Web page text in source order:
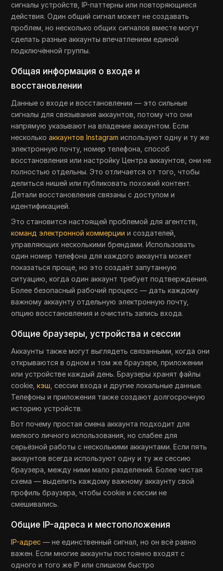
сигналы устройств, IP-паттерны или повторяющиеся
действия. Один общий сигнал может не создавать
проблем, но несколько общих сигналов вместе могут
сделать разные аккаунты впечатлением единой
подключённой группы.
Общая информация о входе и
восстановлении
Данные о входе и восстановлении — это сильные
сигналы для связывания аккаунтов, потому что они
напрямую указывают на владение аккаунтом. Если
несколькоаккаунтов Instagram используют одну и ту же
электронную почту, номер телефона, способ
восстановления или настройку Центра аккаунтов, они не
полностью отдельны. Это отличается от того, чтобы
делиться нишей или публиковать похожий контент.
Детали восстановления связаны с доступом и
идентификацией.
Это становится настоящей проблемой для агентств,
команд электронной коммерции и создателей,
управляющих несколькими брендами. Использовать
один номер телефона для каждого аккаунта может
показаться проще, но это создаёт запутанную
ситуацию, когда один аккаунт требует подтверждения.
Более безопасный рабочий процесс — дать каждому
важному аккаунту отдельную электронную почту,
опцию восстановления и очистить запись входа.
Общие браузеры, устройства и сессии
Аккаунты также могут выглядеть связанными, когда они
открываются в одном и том же браузере, приложении
или устройстве каждый день. Браузеры хранят файлы
cookie,кэш , сессии входа и другие локальные данные.
Телефоны и приложения также создают долгосрочную
историю устройств.
Вот почему простая смена аккаунта подходит для
мелкого личного использования, но слабее для
серьёзной работы с несколькими аккаунтами. Если пять
аккаунтов всегда используют одну и ту же сессию
браузера, между ними мало разделений. Более чистая
схема — выделить каждому важному аккаунту свой
профиль браузера, чтобы cookie и сессии не
смешивались.
Общие IP-адреса и местоположения
IP-адрес — не единственный сигнал, но он всё равно
важен. Если многие аккаунты постоянно входят с
одного и того же IP или слишком быстро